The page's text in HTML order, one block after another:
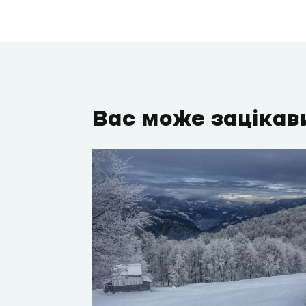
Вас може